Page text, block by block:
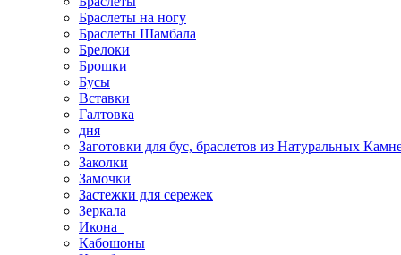
Браслеты на ногу
Браслеты Шамбала
Брелоки
Брошки
Бусы
Вставки
Галтовка
дня
Заготовки для бус, браслетов из Натуральных
Заколки
Замочки
Застежки для сережек
Зеркала
Икона
Кабошоны